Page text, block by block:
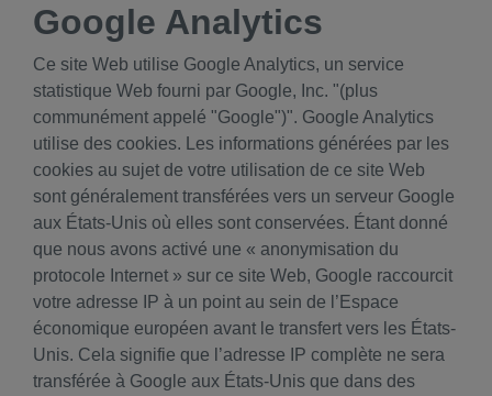
Google Analytics
Ce site Web utilise Google Analytics, un service
statistique Web fourni par Google, Inc. "(plus
communément appelé "Google")". Google Analytics
utilise des cookies. Les informations générées par les
cookies au sujet de votre utilisation de ce site Web
sont généralement transférées vers un serveur Google
aux États-Unis où elles sont conservées. Étant donné
que nous avons activé une « anonymisation du
protocole Internet » sur ce site Web, Google raccourcit
votre adresse IP à un point au sein de l’Espace
économique européen avant le transfert vers les États-
Unis. Cela signifie que l’adresse IP complète ne sera
transférée à Google aux États-Unis que dans des